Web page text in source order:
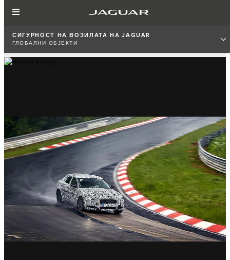
СИГУРНОСТ НА ВОЗИЛАТА НА JAGUAR
ГЛОБАЛНИ ОБЈЕКТИ